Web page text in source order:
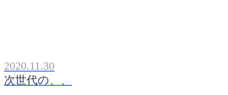
2020.11.30
次世代の、、